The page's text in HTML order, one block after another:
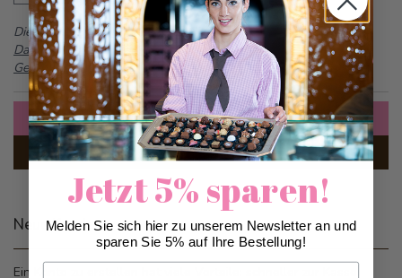
Dieses Formular ist durch reCAPTCHA geschützt -Google
Datenschutzbestimmungenund
Allgemeine
Geschäftsbedingungen
Anmelden
Passwort vergessen?
Neue Kunden
Ein Konto zu erstellen hat viele Vorteile: schneller zur Kasse
Jetzt 5% sparen!
Melden Sie sich hier zu unserem Newsletter an und
sparen Sie 5% auf Ihre Bestellung!